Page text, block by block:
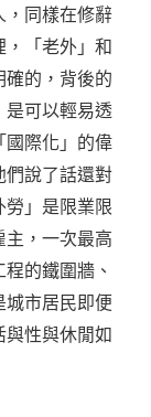
，同樣在修辭
「老外」和
確的，背後的
是可以輕易透
國際化」的偉
們說了話還對
」是限業限
，一次最高
的鐵圍牆、
城市居民即便
性與休閒如